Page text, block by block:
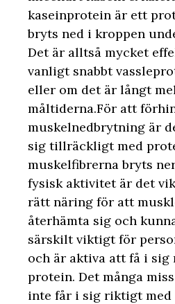
kaseinprotein är ett
bryts ned i kroppen
Det är alltså mycket
vanligt snabbt
eller om det är långt
måltiderna.För att
muskelnedbrytning är
sig tillräckligt med
muskelfibrerna bryts
fysisk aktivitet är det
rätt näring för att
återhämta sig och
särskilt viktigt för
och är aktiva att få i
protein. Det många
inte får i sig riktigt